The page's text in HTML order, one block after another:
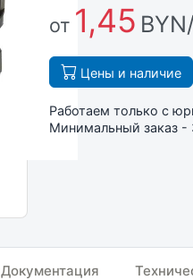
от 1,45
Цены и наличие
Работаем только с
Минимальный заказ -
Документация